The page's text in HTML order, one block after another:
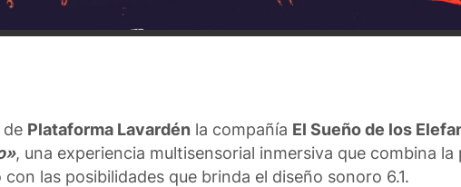
de Plataforma Lavardén la compañía El Sueño de los
, una experiencia multisensorial inmersiva que combina
con las posibilidades que brinda el diseño sonoro 6.1.